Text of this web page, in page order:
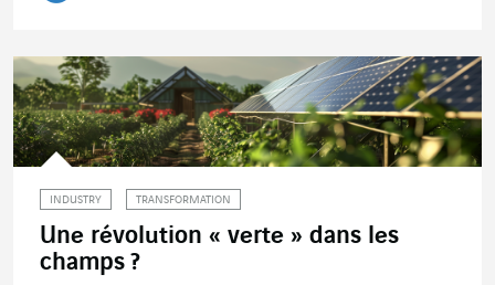
INDUSTRY TRANSFORMATION
Une révolution « verte » dans les
champs ?